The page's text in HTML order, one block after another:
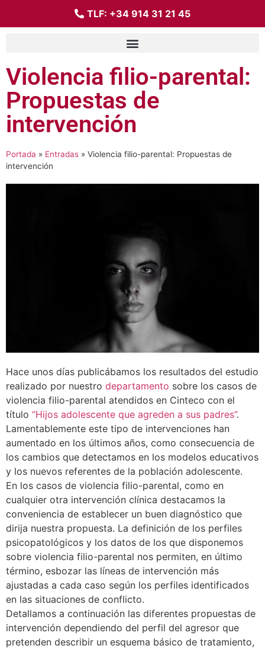
TLF: +34 914 31 21 45
Violencia filio-parental:
Propuestas de
intervención
Portada » Entradas » Violencia filio-parental: Propuestas de
intervención
Hace unos días publicábamos los resultados del estudio
realizado por nuestro departamento sobre los casos de
violencia filio-parental atendidos en Cinteco con el
título “Hijos adolescente que agreden a sus padres”.
Lamentablemente este tipo de intervenciones han
aumentado en los últimos años, como consecuencia de
los cambios que detectamos en los modelos educativos
y los nuevos referentes de la población adolescente.
En los casos de violencia filio-parental, como en
cualquier otra intervención clínica destacamos la
conveniencia de establecer un buen diagnóstico que
dirija nuestra propuesta. La definición de los perfiles
psicopatológicos y los datos de los que disponemos
sobre violencia filio-parental nos permiten, en último
término, esbozar las líneas de intervención más
ajustadas a cada caso según los perfiles identificados
en las situaciones de conflicto.
Detallamos a continuación las diferentes propuestas de
intervención dependiendo del perfil del agresor que
pretenden describir un esquema básico de tratamiento,